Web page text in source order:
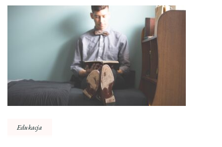
Nawigacja
Edukacja